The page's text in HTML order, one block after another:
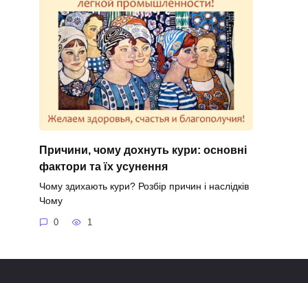
Причини, чому дохнуть кури: основні
фактори та їх усунення
Чому здихають кури? Розбір причин і наслідків
Чому
0 1